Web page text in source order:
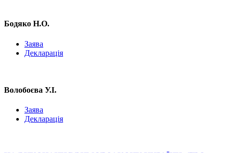
Бодяко Н.О.
Заява
Декларація
Волобоєва У.І.
Заява
Декларація